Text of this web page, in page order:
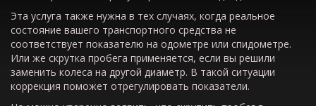
Эта услуга также нужна в тех случаях, когда реальное
состояние вашего транспортного средства не
соответствует показателю на одометре или спидометре.
Или же скрутка пробега применяется, если вы решили
заменить колеса на другой диаметр. В такой ситуации
коррекция поможет отрегулировать показатели.